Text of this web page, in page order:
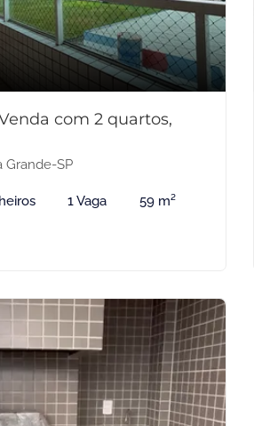
com 2 quartos,
Grande-SP
1 Vaga 59 m²